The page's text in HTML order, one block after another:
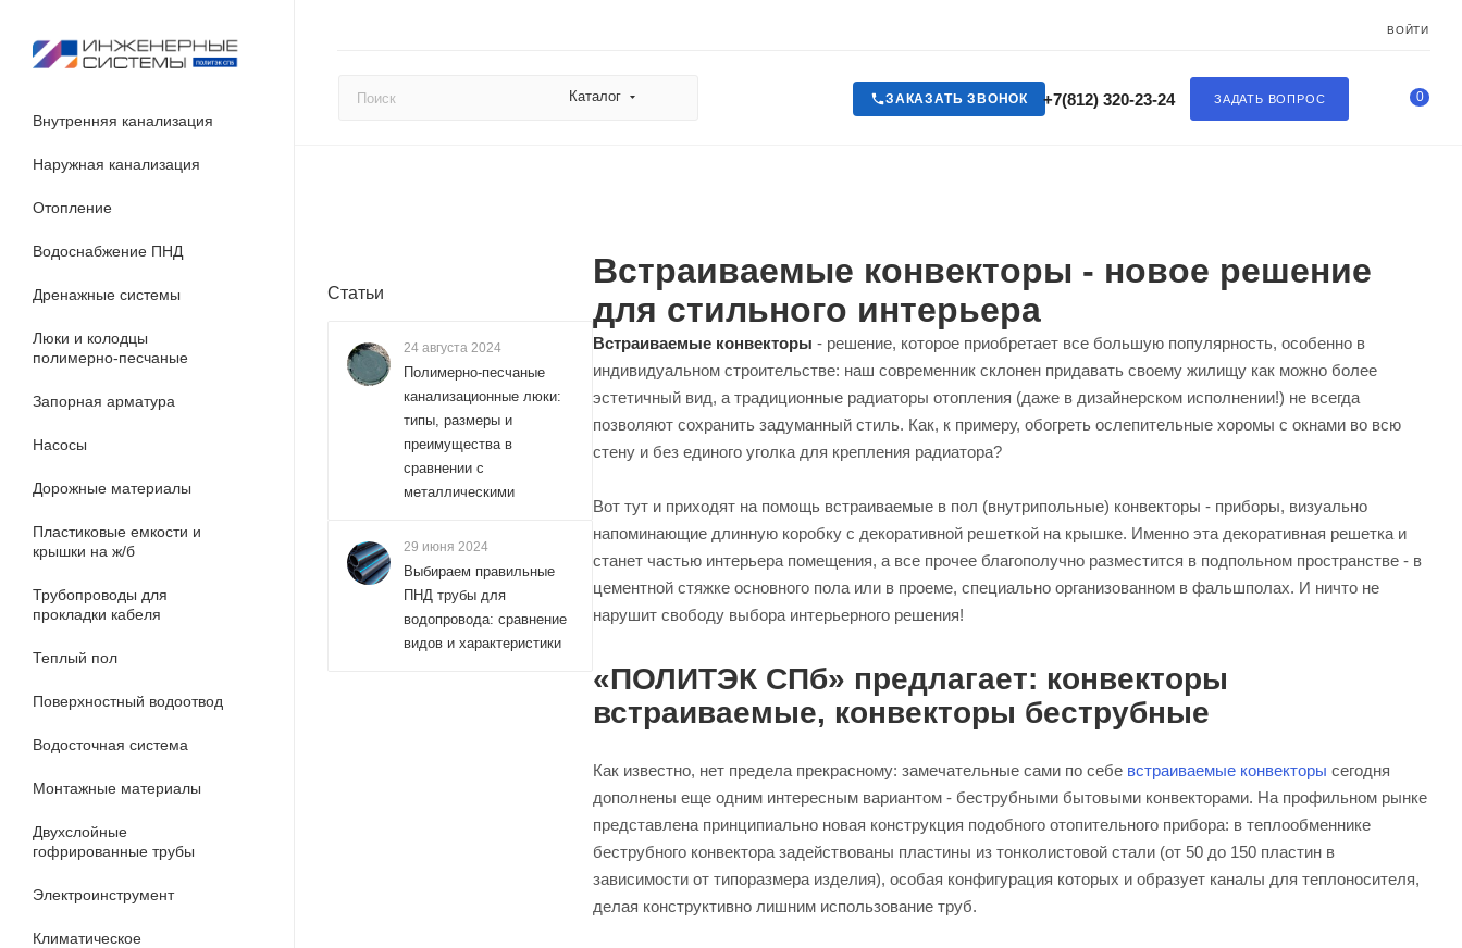
ВОЙТИ
Каталог ЗАДАТЬ ВОПРОС
+7(812) 320-23-24
ЗАКАЗАТЬ ЗВОНОК 0
Внутренняя канализация
Наружная канализация
Отопление
Водоснабжение ПНД
Дренажные системы
Люки и колодцы
полимерно-песчаные
Запорная арматура
Насосы
Дорожные материалы
Пластиковые емкости и
крышки на ж/б
Трубопроводы для
прокладки кабеля
Теплый пол
Поверхностный водоотвод
Водосточная система
Монтажные материалы
Двухслойные
гофрированные трубы
Электроинструмент
Климатическое
Встраиваемые конвекторы - новое решение
для стильного интерьера
Встраиваемые конвекторы - решение, которое приобретает все большую популярность, особенно в
индивидуальном строительстве: наш современник склонен придавать своему жилищу как можно более
эстетичный вид, а традиционные радиаторы отопления (даже в дизайнерском исполнении!) не всегда
позволяют сохранить задуманный стиль. Как, к примеру, обогреть ослепительные хоромы с окнами во всю
стену и без единого уголка для крепления радиатора?
Вот тут и приходят на помощь встраиваемые в пол (внутрипольные) конвекторы - приборы, визуально
напоминающие длинную коробку с декоративной решеткой на крышке. Именно эта декоративная решетка и
станет частью интерьера помещения, а все прочее благополучно разместится в подпольном пространстве - в
цементной стяжке основного пола или в проеме, специально организованном в фальшполах. И ничто не
нарушит свободу выбора интерьерного решения!
«ПОЛИТЭК СПб» предлагает: конвекторы
встраиваемые, конвекторы беструбные
Как известно, нет предела прекрасному: замечательные сами по себе встраиваемые конвекторы сегодня
дополнены еще одним интересным вариантом - беструбными бытовыми конвекторами. На профильном рынке
представлена принципиально новая конструкция подобного отопительного прибора: в теплообменнике
беструбного конвектора задействованы пластины из тонколистовой стали (от 50 до 150 пластин в
зависимости от типоразмера изделия), особая конфигурация которых и образует каналы для теплоносителя,
делая конструктивно лишним использование труб.
Статьи
24 августа 2024
Полимерно-песчаные
канализационные люки:
типы, размеры и
преимущества в
сравнении с
металлическими
29 июня 2024
Выбираем правильные
ПНД трубы для
водопровода: сравнение
видов и характеристики